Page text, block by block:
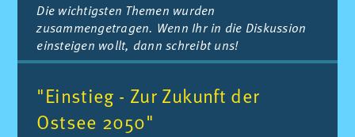
Die wichtigsten Themen wurden
zusammengetragen. Wenn Ihr in die Dis­kus­si­on
ein­stei­gen wollt, dann schreibt uns!
"Einstieg - Zur Zukunft der
Ostsee 2050"